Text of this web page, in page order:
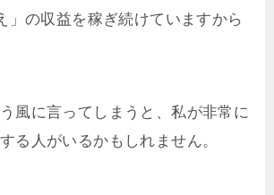
」の収益を稼ぎ続けていますから
風に言ってしまうと、私が非常に
る人がいるかもしれません。